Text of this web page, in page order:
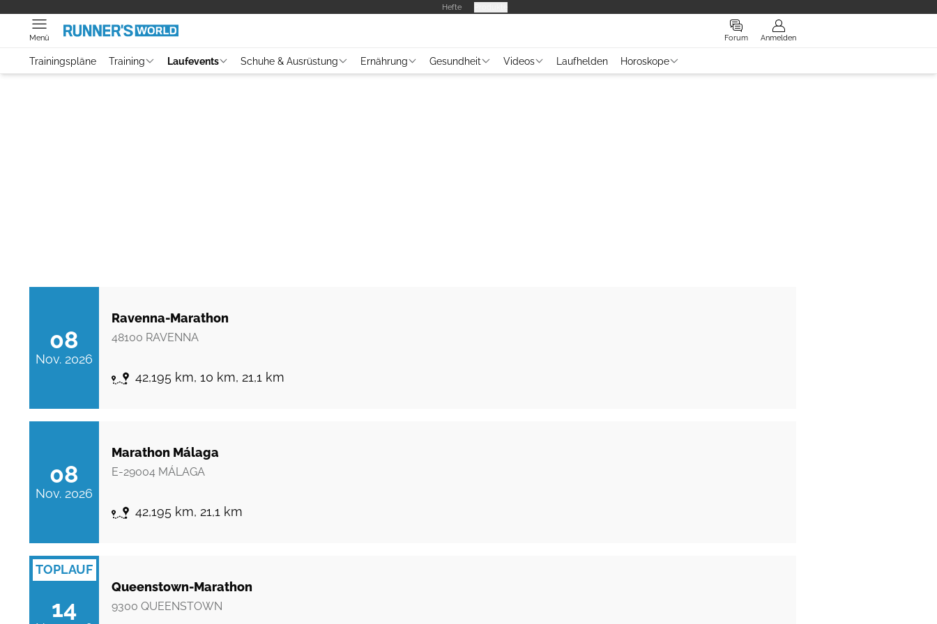
Hefte
Forum Anmelden
Menü
Trainingspläne Training Laufevents Schuhe & Ausrüstung Ernährung Gesundheit Videos Laufhelden Horoskope
08
Nov. 2026
Ravenna-Marathon
48100 RAVENNA
42,195 km, 10 km, 21,1 km
08
Nov. 2026
Marathon Málaga
E-29004 MÁLAGA
42,195 km, 21,1 km
TOPLAUF
14
Queenstown-Marathon
9300 QUEENSTOWN